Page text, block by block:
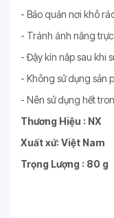
- Bảo quản nơi khô
- Tránh ánh nắng
- Đậy kín nắp sau khi
- Không sử dụng sản
- Nên sử dụng hết
Thương Hiệu : NX
Xuất xứ: Việt Nam
Trọng Lượng : 80 g